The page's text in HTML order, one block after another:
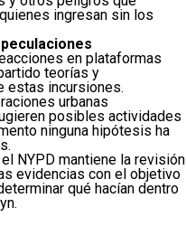
ingresan sin los
en plataformas
teorías y
estas incursiones.
urbanas
posibles actividades
ninguna hipótesis ha
NYPD mantiene la revisión
evidencias con el objetivo
qué hacían dentro